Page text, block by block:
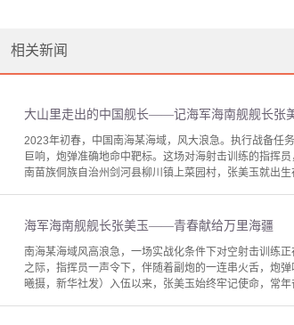
相关新闻
大山里走出的中国舰长——记海军海南舰舰长张
2023年初春，中国南海某海域，风大浪急。执行战备任
巨响，炮弹准确地命中靶标。这场对海射击训练的指挥
南苗族侗族自治州剑河县柳川镇上菜园村，张美玉就出
海军海南舰舰长张美玉——青春献给万里海疆
南海某海域风高浪急，一场实战化条件下对空射击训练
之际，指挥员一声令下，伴随着副炮的一连串火舌，炮
曦摄，新华社发）入伍以来，张美玉始终牢记使命，常